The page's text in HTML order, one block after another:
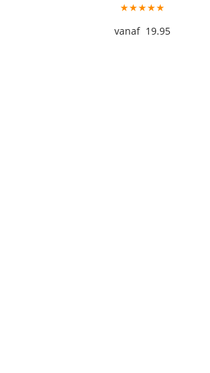
★★★★★
19.95